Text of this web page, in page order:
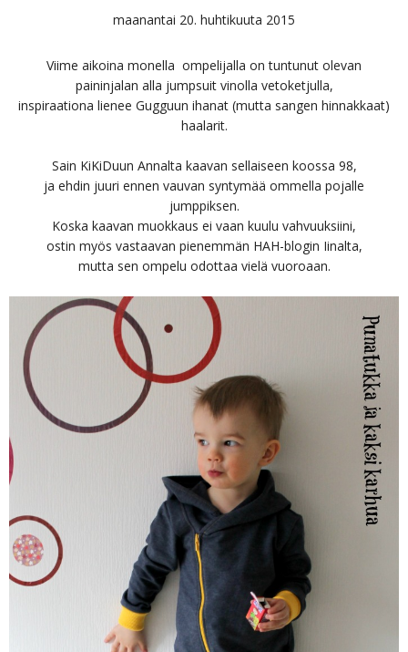
maanantai 20. huhtikuuta 2015
Viime aikoina monella ompelijalla on tuntunut olevan
paininjalan alla jumpsuit vinolla vetoketjulla,
inspiraationa lienee Gugguun ihanat (mutta sangen hinnakkaat)
haalarit.
Sain KiKiDuun Annalta kaavan sellaiseen koossa 98,
ja ehdin juuri ennen vauvan syntymää ommella pojalle
jumppiksen.
Koska kaavan muokkaus ei vaan kuulu vahvuuksiini,
ostin myös vastaavan pienemmän HAH-blogin Iinalta,
mutta sen ompelu odottaa vielä vuoroaan.